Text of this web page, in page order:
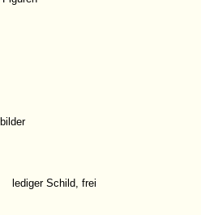
lediger Schild, frei